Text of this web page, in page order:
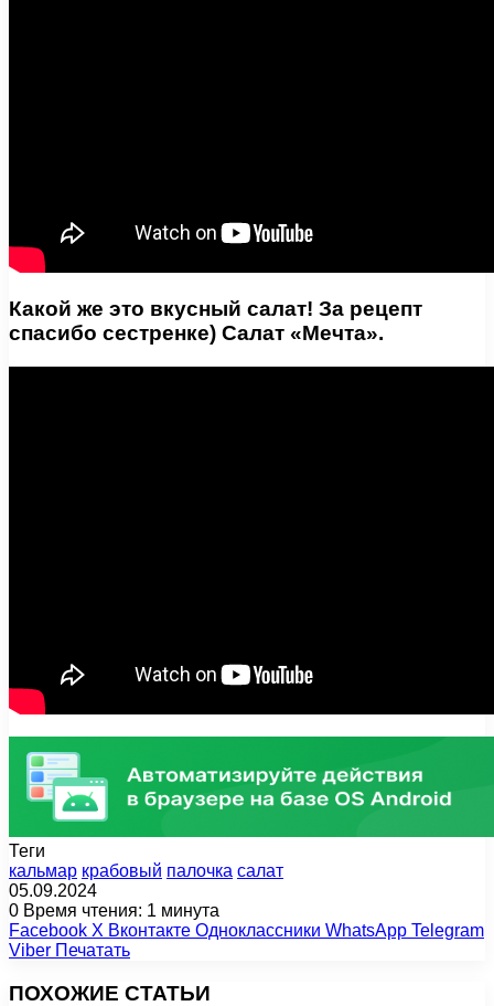
Какой же это вкусный салат! За рецепт
спасибо сестренке) Салат «Мечта».
Теги
кальмар крабовый палочка салат
05.09.2024
0 Время чтения: 1 минута
Facebook X Вконтакте Одноклассники WhatsApp Telegram
Viber Печатать
ПОХОЖИЕ СТАТЬИ